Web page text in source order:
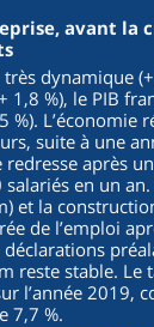
avant la
dynamique
1,8 %), le PIB
%). L’économie
suite à une
redresse après
en un
et la
de l’emploi
reste stable. Le
l’année 2019,
7,7 %.